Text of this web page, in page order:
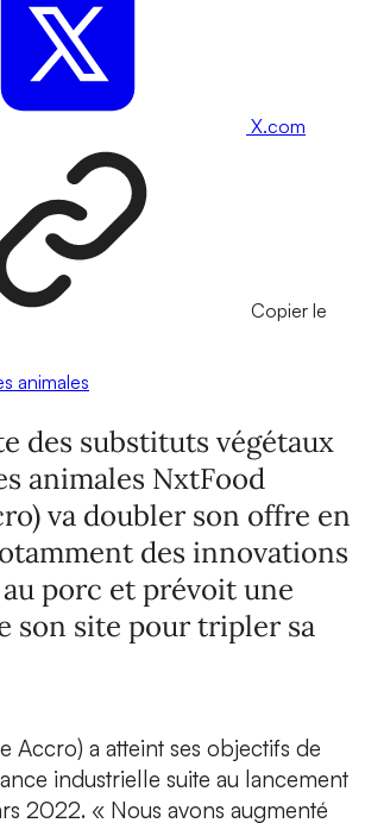
X.com
Copier le
animales
des substituts végétaux
animales NxtFood
va doubler son offre en
des innovations
porc et prévoit une
son site pour tripler sa
Accro) a atteint ses objectifs de
industrielle suite au lancement
2022. « Nous avons augmenté